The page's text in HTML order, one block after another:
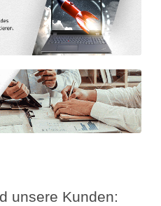
unsere Kunden: